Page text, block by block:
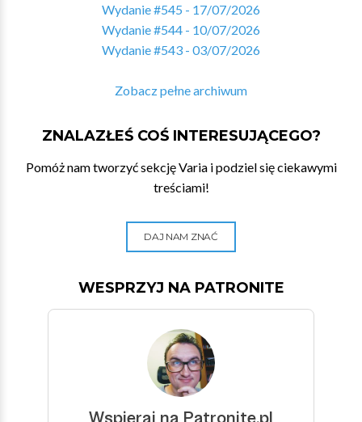
Wydanie #545 - 17/07/2026
Wydanie #544 - 10/07/2026
Wydanie #543 - 03/07/2026
Zobacz pełne archiwum
ZNALAZŁEŚ COŚ INTERESUJĄCEGO?
Pomóż nam tworzyć sekcję Varia i podziel się ciekawymi
treściami!
DAJ NAM ZNAĆ
WESPRZYJ NA PATRONITE